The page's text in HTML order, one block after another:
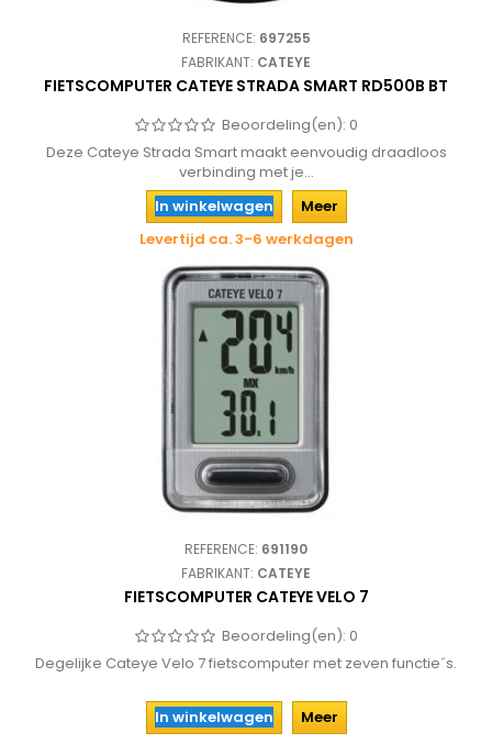
REFERENCE: 697255
FABRIKANT: CATEYE
FIETSCOMPUTER CATEYE STRADA SMART RD500B BT
Beoordeling(en): 0
Deze Cateye Strada Smart maakt eenvoudig draadloos
verbinding met je...
In winkelwagen
Meer
Levertijd ca. 3-6 werkdagen
REFERENCE: 691190
FABRIKANT: CATEYE
FIETSCOMPUTER CATEYE VELO 7
Beoordeling(en): 0
Degelijke Cateye Velo 7 fietscomputer met zeven functie´s.
In winkelwagen
Meer